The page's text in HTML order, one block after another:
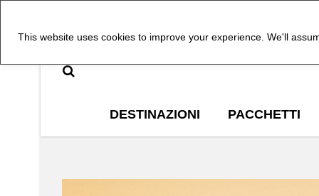
This website uses cookies to improve your experience. We'll
DESTINAZIONI PACCHETTI